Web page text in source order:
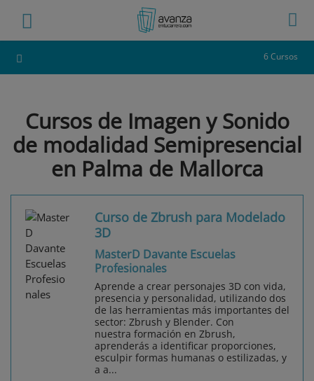
6 Cursos
Cursos de Imagen y Sonido
de modalidad Semipresencial
en Palma de Mallorca
Curso de Zbrush para Modelado
3D
MasterD Davante Escuelas
Profesionales
Aprende a crear personajes 3D con vida,
presencia y personalidad, utilizando dos
de las herramientas más importantes del
sector: Zbrush y Blender. Con
nuestra formación en Zbrush,
aprenderás a identificar proporciones,
esculpir formas humanas o estilizadas, y
a a...